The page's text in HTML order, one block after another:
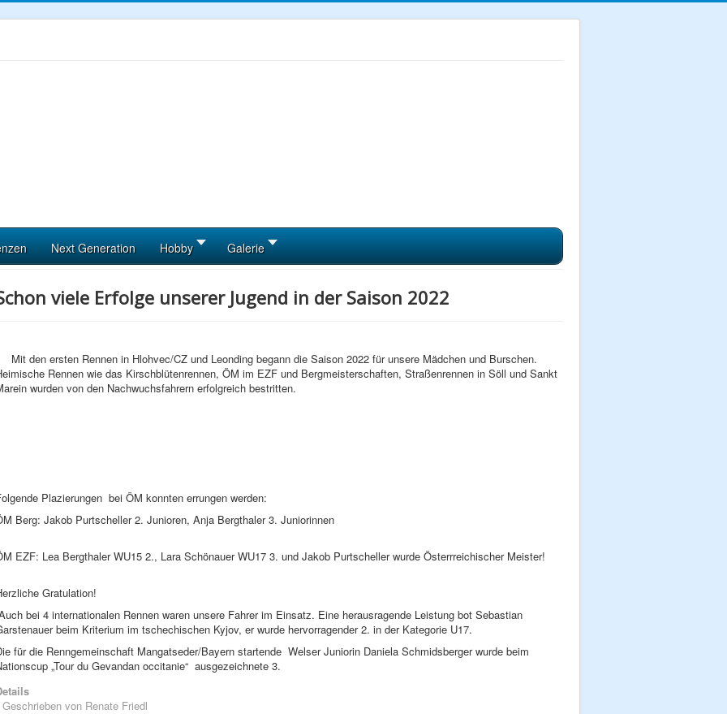
Next Generation Hobby Galerie
viele Erfolge unserer Jugend in der Saison 2022
Mit den ersten Rennen in Hlohvec/CZ und Leonding begann die Saison 2022 für unsere Mädchen und Burschen.
Rennen wie das Kirschblütenrennen, ÖM im EZF und Bergmeisterschaften, Straßenrennen in Söll und Sankt
wurden von den Nachwuchsfahrern erfolgreich bestritten.
Plazierungen bei ÖM konnten errungen werden:
Berg: Jakob Purtscheller 2. Junioren, Anja Bergthaler 3. Juniorinnen
EZF: Lea Bergthaler WU15 2., Lara Schönauer WU17 3. und Jakob Purtscheller wurde Österrreichischer Meister!
Gratulation!
bei 4 internationalen Rennen waren unsere Fahrer im Einsatz. Eine herausragende Leistung bot Sebastian
beim Kriterium im tschechischen Kyjov, er wurde hervorragender 2. in der Kategorie U17.
für die Renngemeinschaft Mangatseder/Bayern startende Welser Juniorin Daniela Schmidsberger wurde beim
„Tour du Gevandan occitanie“ ausgezeichnete 3.
Geschrieben von Renate Friedl